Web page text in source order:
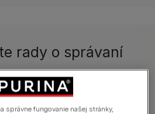
rady o správaní
Bežné otázky
správne fungovanie našej stránky,